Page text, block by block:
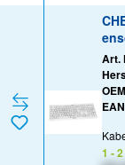
Art.
1 -